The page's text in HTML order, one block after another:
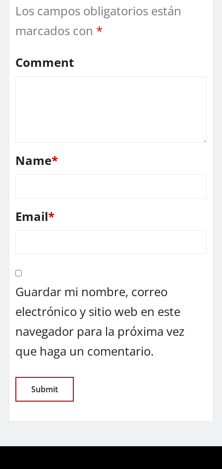
Los campos obligatorios están
marcados con *
Comment
Name*
Email*
Guardar mi nombre, correo
electrónico y sitio web en este
navegador para la próxima vez
que haga un comentario.